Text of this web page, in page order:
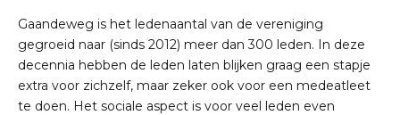
Gaandeweg is het ledenaantal van de vereniging
gegroeid naar (sinds 2012) meer dan 300 leden. In deze
decennia hebben de leden laten blijken graag een stapje
extra voor zichzelf, maar zeker ook voor een medeatleet
te doen. Het sociale aspect is voor veel leden even